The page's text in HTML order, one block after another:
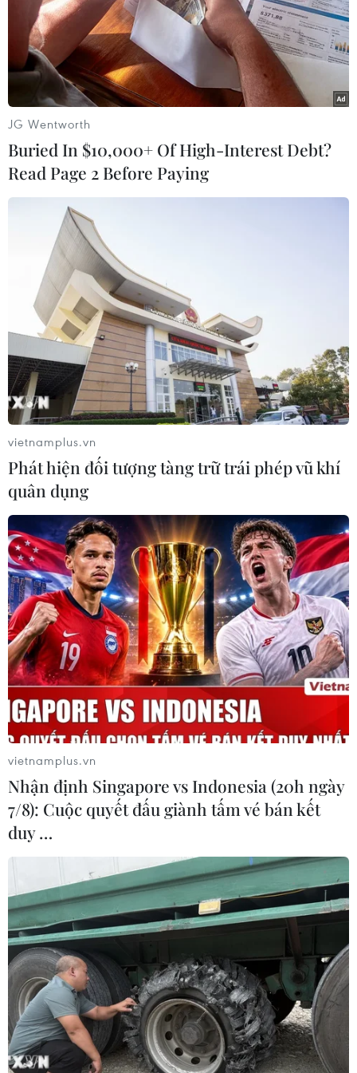
#giá lợn hơi
#Tết Nguyên đán Giáp Dần 2024
#lạm phát
#ngành chăn nuôi
Theo dõi VietnamPlus
TẾT NGUYÊN ĐÁN GIÁP THÌN 2024
Khai hội Tây Thiên ở Vĩnh Phúc: Hành trình 'đến
với Phật, về với Mẫu'
Vĩnh Phúc khai hội Tây Thiên năm
2024
HDBank tiếp tục nối những nhịp cầu yêu thương
tại miền sông nước Cửu Long
Cộng đồng người Việt tại Israel đón Xuân Quê
hương Giáp Thìn
Lượng khách vẫn cao, ngành đường sắt chạy
thêm tàu Thống Nhất, Hải Phòng
TIN LIÊN QUAN
JG Wentworth
Buried In $10,000+ Of High-Interest Debt?
Read Page 2 Before Paying
vietnamplus.vn
Phát hiện đối tượng tàng trữ trái phép vũ khí
quân dụng
vietnamplus.vn
Nhận định Singapore vs Indonesia (20h ngày
7/8): Cuộc quyết đấu giành tấm vé bán kết
duy …